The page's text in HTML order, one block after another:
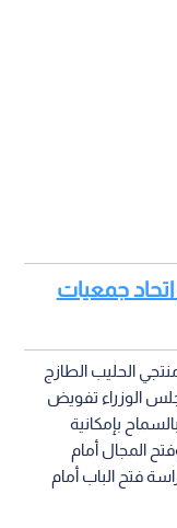
اتحاد جمعيات
الحليب الطازج
الوزراء تفويض
بإمكانية
المجال أمام
فتح الباب أمام